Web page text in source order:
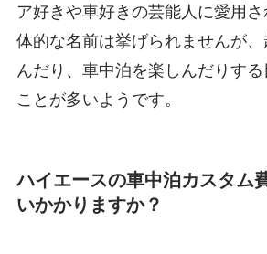
ア好きや車好きの芸能人に愛用
体的な名前は挙げられませんが
んだり、車中泊を楽しんだりす
ことが多いようです。
ハイエースの車中泊カスタム
いかかりますか？